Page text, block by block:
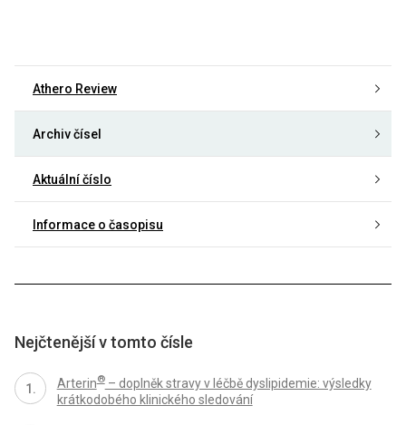
Athero Review
Archiv čísel
Aktuální číslo
Informace o časopisu
Nejčtenější v tomto čísle
Arterin®– doplněk stravy v léčbě dyslipidemie: výsledky
krátkodobého klinického sledování